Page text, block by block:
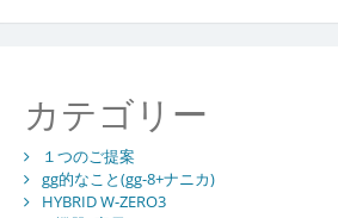
カテゴリー
１つのご提案
gg的なこと(gg-8+ナニカ)
HYBRID W-ZERO3